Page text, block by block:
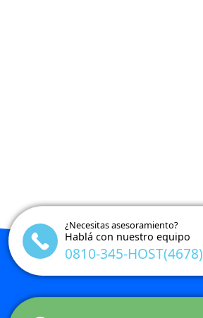
¿Necesitas asesoramiento?
Hablá con nuestro equipo
0810-345-HOST(4678)